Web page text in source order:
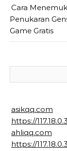
Cara
Penukaran
Game Gratis
asikqq.com
https://
ahliqq.com
https://